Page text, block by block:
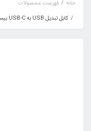
خانه
فهرست محصولات
کابل تبدیل USB به USB-C بیسوس مدل CATSR-01 طول 1متر